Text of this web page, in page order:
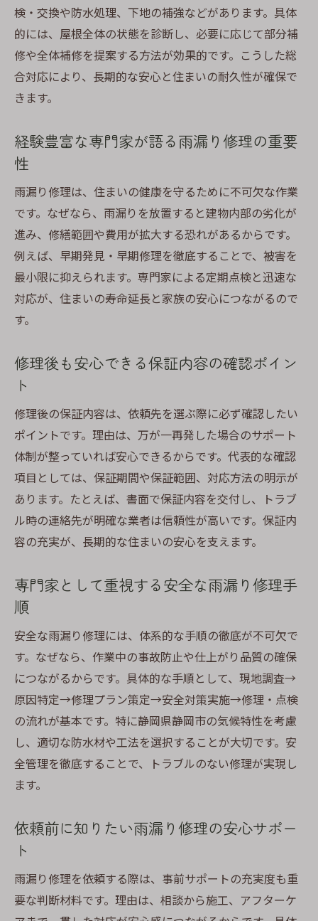
点
信頼できる雨漏り修理を見極めるコツ
雨漏り修理の専門家が教える業者選びの極
意
信頼性の高い雨漏り修理業者の特徴とは何
か
見極め
相談時に注目すべき雨漏り修理の説明ポイ
ント
見積もり内容で判断する信頼できる修理業
者
び
専門家が解説する雨漏り修理の適正価格と
見積もり比較で分かる雨漏り修理の費用内
訳
安さだけで選ばない雨漏り修理選びの注意
点
初めてでも安心できる雨漏り修理の進め方
説
専門家に相談する際に押さえたいポイント
屋根修理を含む修理内容の説明を受ける方
法
雨漏り修理の相談から完了までの流れを知
る
不安を解消するための雨漏り修理依頼の手
修理後も安心できるアフターサポートの選
び方
雨漏り修理依頼時に押さえたい注意事項と
は
検・交換や防水処理、下地の補強などがあります。具体
的には、屋根全体の状態を診断し、必要に応じて部分補
修や全体補修を提案する方法が効果的です。こうした総
合対応により、長期的な安心と住まいの耐久性が確保で
きます。
経験豊富な専門家が語る雨漏り修理の重要
性
雨漏り修理は、住まいの健康を守るために不可欠な作業
です。なぜなら、雨漏りを放置すると建物内部の劣化が
進み、修繕範囲や費用が拡大する恐れがあるからです。
例えば、早期発見・早期修理を徹底することで、被害を
最小限に抑えられます。専門家による定期点検と迅速な
対応が、住まいの寿命延長と家族の安心につながるので
す。
修理後も安心できる保証内容の確認ポイン
ト
修理後の保証内容は、依頼先を選ぶ際に必ず確認したい
ポイントです。理由は、万が一再発した場合のサポート
体制が整っていれば安心できるからです。代表的な確認
項目としては、保証期間や保証範囲、対応方法の明示が
あります。たとえば、書面で保証内容を交付し、トラブ
ル時の連絡先が明確な業者は信頼性が高いです。保証内
容の充実が、長期的な住まいの安心を支えます。
専門家として重視する安全な雨漏り修理手
順
安全な雨漏り修理には、体系的な手順の徹底が不可欠で
す。なぜなら、作業中の事故防止や仕上がり品質の確保
につながるからです。具体的な手順として、現地調査→
原因特定→修理プラン策定→安全対策実施→修理・点検
の流れが基本です。特に静岡県静岡市の気候特性を考慮
し、適切な防水材や工法を選択することが大切です。安
全管理を徹底することで、トラブルのない修理が実現し
ます。
依頼前に知りたい雨漏り修理の安心サポー
ト
雨漏り修理を依頼する際は、事前サポートの充実度も重
要な判断材料です。理由は、相談から施工、アフターケ